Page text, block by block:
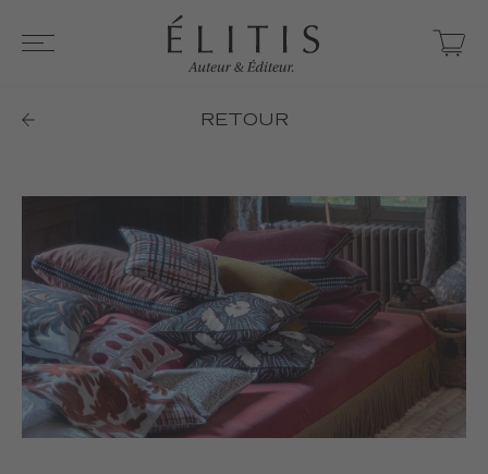
RETOUR